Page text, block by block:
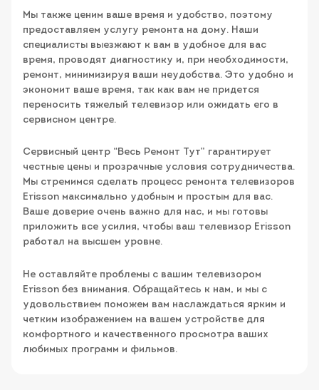
Мы также ценим ваше время и удобство, поэтому
предоставляем услугу ремонта на дому. Наши
специалисты выезжают к вам в удобное для вас
время, проводят диагностику и, при необходимости,
ремонт, минимизируя ваши неудобства. Это удобно и
экономит ваше время, так как вам не придется
переносить тяжелый телевизор или ожидать его в
сервисном центре.
Сервисный центр “Весь Ремонт Тут” гарантирует
честные цены и прозрачные условия сотрудничества.
Мы стремимся сделать процесс ремонта телевизоров
Erisson максимально удобным и простым для вас.
Ваше доверие очень важно для нас, и мы готовы
приложить все усилия, чтобы ваш телевизор Erisson
работал на высшем уровне.
Не оставляйте проблемы с вашим телевизором
Erisson без внимания. Обращайтесь к нам, и мы с
удовольствием поможем вам наслаждаться ярким и
четким изображением на вашем устройстве для
комфортного и качественного просмотра ваших
любимых программ и фильмов.